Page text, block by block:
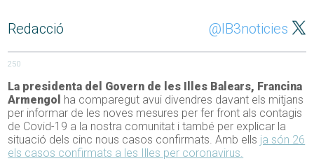
Redacció @IB3noticies
250
La presidenta del Govern de les Illes Balears, Francina
Armengol
ha comparegut avui divendres davant els mitjans
per informar de les noves mesures per fer front als contagis
de Covid-19 a la nostra comunitat i també per explicar la
situació dels cinc nous casos confirmats. Amb ells ja són 26
els casos confirmats a les Illes per coronavirus.